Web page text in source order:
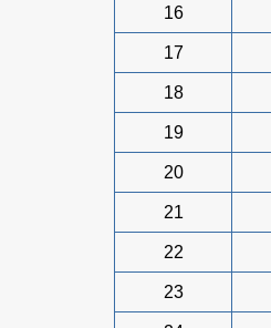
16
17
18
19
20
21
22
23